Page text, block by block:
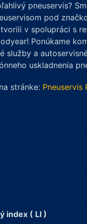
pneuservis?
pod
v spolupráci s
Ponúkame
služby a
uskladnenia
stránke: Pneuservis
index ( LI )